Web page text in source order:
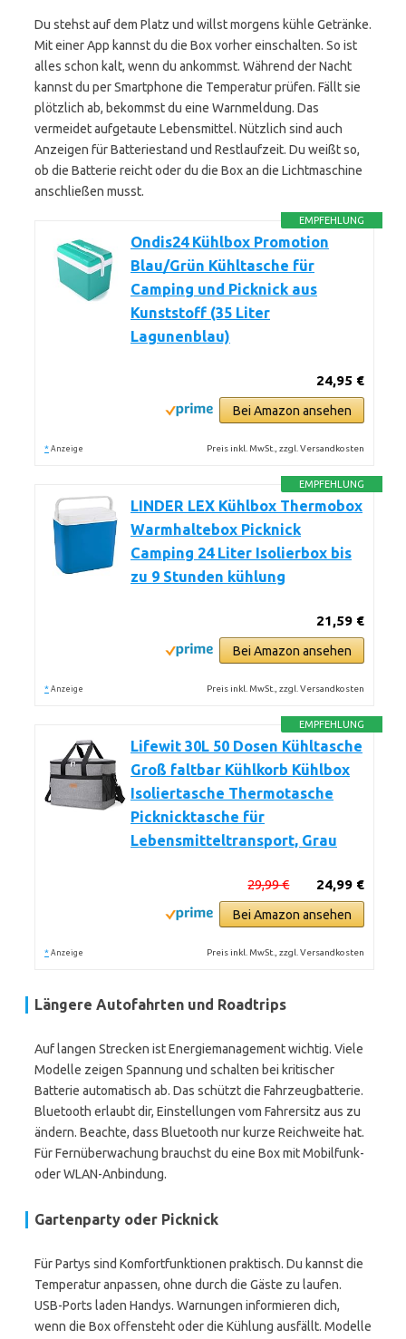
Du stehst auf dem Platz und willst morgens kühle Getränke.
Mit einer App kannst du die Box vorher einschalten. So ist
alles schon kalt, wenn du ankommst. Während der Nacht
kannst du per Smartphone die Temperatur prüfen. Fällt sie
plötzlich ab, bekommst du eine Warnmeldung. Das
vermeidet aufgetaute Lebensmittel. Nützlich sind auch
Anzeigen für Batteriestand und Restlaufzeit. Du weißt so,
ob die Batterie reicht oder du die Box an die Lichtmaschine
anschließen musst.
EMPFEHLUNG
Ondis24 Kühlbox Promotion
Blau/Grün Kühltasche für
Camping und Picknick aus
Kunststoff (35 Liter
Lagunenblau)
24,95 €
Bei Amazon ansehen
* Anzeige Preis inkl. MwSt., zzgl. Versandkosten
EMPFEHLUNG
LINDER LEX Kühlbox Thermobox
Warmhaltebox Picknick
Camping 24 Liter Isolierbox bis
zu 9 Stunden kühlung
21,59 €
Bei Amazon ansehen
* Anzeige Preis inkl. MwSt., zzgl. Versandkosten
EMPFEHLUNG
Lifewit 30L 50 Dosen Kühltasche
Groß faltbar Kühlkorb Kühlbox
Isoliertasche Thermotasche
Picknicktasche für
Lebensmitteltransport, Grau
24,99 €
29,99 €
Bei Amazon ansehen
* Anzeige Preis inkl. MwSt., zzgl. Versandkosten
Längere Autofahrten und Roadtrips
Auf langen Strecken ist Energiemanagement wichtig. Viele
Modelle zeigen Spannung und schalten bei kritischer
Batterie automatisch ab. Das schützt die Fahrzeugbatterie.
Bluetooth erlaubt dir, Einstellungen vom Fahrersitz aus zu
ändern. Beachte, dass Bluetooth nur kurze Reichweite hat.
Für Fernüberwachung brauchst du eine Box mit Mobilfunk-
oder WLAN-Anbindung.
Gartenparty oder Picknick
Für Partys sind Komfortfunktionen praktisch. Du kannst die
Temperatur anpassen, ohne durch die Gäste zu laufen.
USB-Ports laden Handys. Warnungen informieren dich,
wenn die Box offensteht oder die Kühlung ausfällt. Modelle